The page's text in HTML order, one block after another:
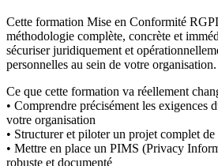
Cette formation Mise en Conformité
méthodologie complète, concrète et
sécuriser juridiquement et
personnelles au sein de votre organisation.
Ce que cette formation va réellement
• Comprendre précisément les exigences
votre organisation
• Structurer et piloter un projet complet
• Mettre en place un PIMS (Privacy
robuste et documenté